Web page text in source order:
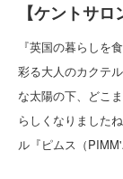
【ケントサ
『英国の暮らしを
彩る大人のカクテ
な太陽の下、どこ
らしくなりました
ル『ピムス（